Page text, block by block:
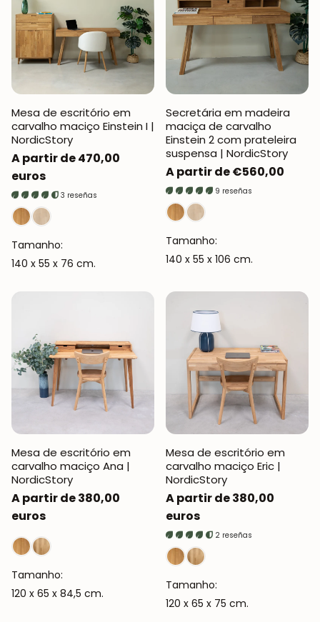
Mesa de escritório em
carvalho maciço Einstein I |
NordicStory
Preço
normal
A partir de 470,00
euros
3 reseñas
Tamanho:
140 x 55 x 76 cm.
Secretária em madeira
maciça de carvalho
Einstein 2 com prateleira
suspensa | NordicStory
Preço
normal
A partir de €560,00
9 reseñas
Tamanho:
140 x 55 x 106 cm.
Mesa de escritório em
carvalho maciço Ana |
NordicStory
Preço
normal
A partir de 380,00
euros
Tamanho:
120 x 65 x 84,5 cm.
Mesa de escritório em
carvalho maciço Eric |
NordicStory
Preço
normal
A partir de 380,00
euros
2 reseñas
Tamanho:
120 x 65 x 75 cm.